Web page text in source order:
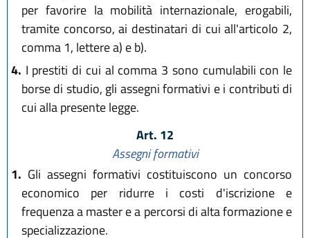
per favorire la mobilità internazionale, erogabili,
tramite concorso, ai destinatari di cui all'articolo 2,
comma 1, lettere a) e b).
4. I prestiti di cui al comma 3 sono cumulabili con le
borse di studio, gli assegni formativi e i contributi di
cui alla presente legge.
Art. 12
Assegni formativi
1. Gli assegni formativi costituiscono un concorso
economico per ridurre i costi d'iscrizione e
frequenza a master e a percorsi di alta formazione e
specializzazione.